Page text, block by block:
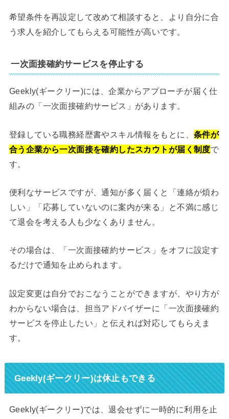
希望条件を再設定して改めて相談すると、より自分に合
う求人を紹介してもらえる可能性が高いです。
一次面接確約サービスを停止する
Geekly(ギークリー)には、企業からアプローチが届く仕
組みの「一次面接確約サービス」があります。
登録している職務経歴書やスキル情報をもとに、 条件が
合う企業から一次面接を確約したスカウトが届く制度で
す。
便利なサービスですが、通知が多く届くと「連絡が煩わ
しい」「応募していないのに案内が来る」と不満に感じ
て退会を考える人も少なくありません。
その場合は、「一次面接確約サービス」をオフに設定す
るだけで通知を止められます。
設定変更は自分でおこなうことができますが、やり方が
わからない場合は、担当アドバイザーに「一次面接確約
サービスを停止したい」と伝えれば対応してもらえま
す。
Geekly(ギークリー)は休止もできる
Geekly(ギークリー)では、退会せずに一時的に利用を止